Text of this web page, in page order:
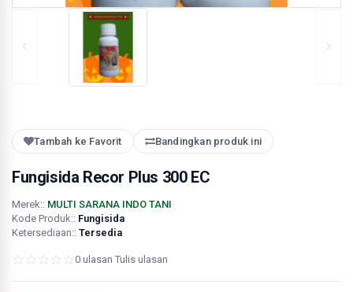
Tambah ke Favorit Bandingkan produk ini
Fungisida Recor Plus 300 EC
Merek:: MULTI SARANA INDO TANI
Kode Produk:: Fungisida
Ketersediaan:: Tersedia
0 ulasan Tulis ulasan